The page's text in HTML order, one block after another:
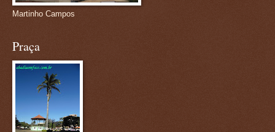
Martinho Campos
Praça